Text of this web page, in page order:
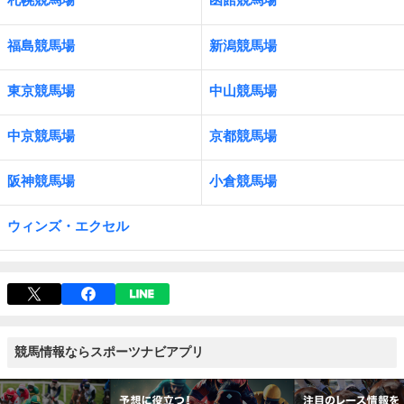
福島競馬場 新潟競馬場
東京競馬場 中山競馬場
中京競馬場 京都競馬場
阪神競馬場 小倉競馬場
ウィンズ・エクセル
競馬情報ならスポーツナビアプリ